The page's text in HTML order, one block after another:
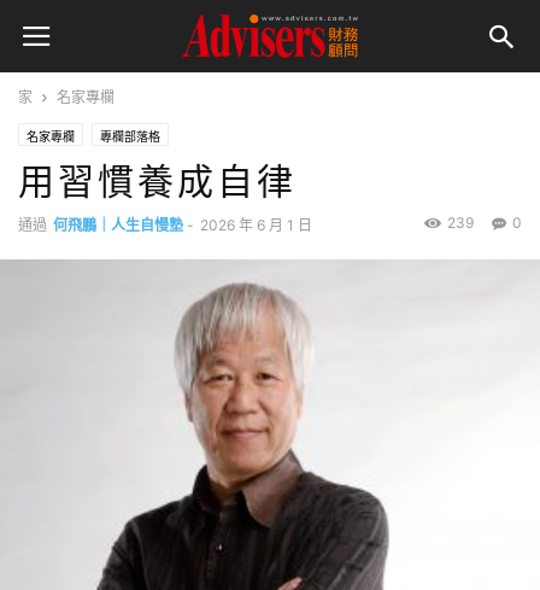
家 名家專欄
名家專欄 專欄部落格
用習慣養成自律
通過 何飛鵬｜人生自慢塾 - 2026 年 6 月 1 日 0
239